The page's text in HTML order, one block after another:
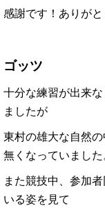
感謝です！ありが
ゴッツ
十分な練習が出来
ましたが
東村の雄大な自然
無くなっていました
また競技中、参加
いる姿を見て